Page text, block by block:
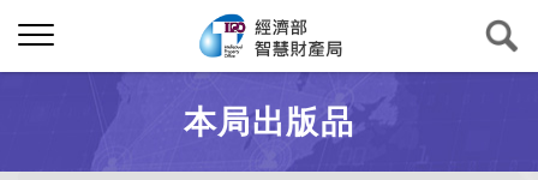
本局出版品